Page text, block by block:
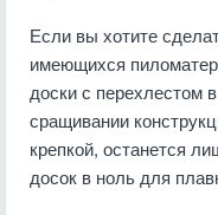
Если вы хотите
имеющихся
доски с перехлестом
сращивании
крепкой, останется
досок в ноль для